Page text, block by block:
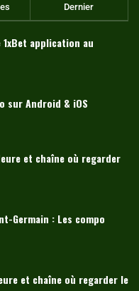
Dernier
application au
sur Android & iOS
et chaîne où regarder
Germain : Les compo
et chaîne où regarder le